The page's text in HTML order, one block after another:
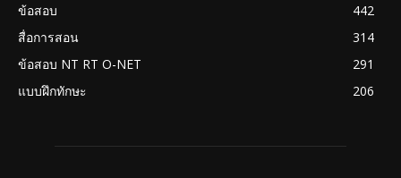
ข้อสอบ
442
สื่อการสอน
314
ข้อสอบ NT RT O-NET
291
แบบฝึกทักษะ
206